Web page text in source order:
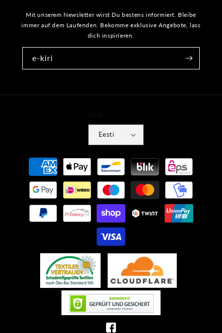
Mit unserem Newsletter wirst Du bestens informiert. Bleibe
immer auf dem Laufenden. Bekomme exklusive Angebote, lass
dich inspirieren.
e-kiri
Eesti
Makseviisid